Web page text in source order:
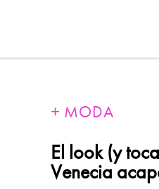
MODA
El look (y
Venecia